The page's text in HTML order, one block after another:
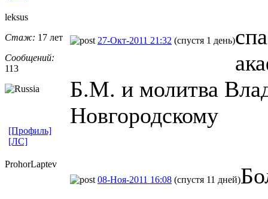
leksus
Стаж: 17 лет
Сообщений:
113
27-Окт-2011 21:32 (спустя 1 день)
Б.М. и молитва
Новгородскому
[Профиль]
[ЛС]
ProhorLaptev
08-Ноя-2011 16:08 (спустя 11 дней)